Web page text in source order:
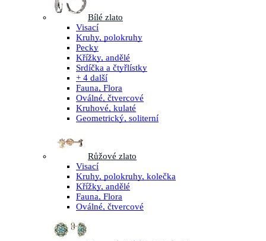
Bílé zlato
Visací
Kruhy, polokruhy
Pecky
Křížky, andělé
Srdíčka a čtyřlístky
+ 4 další
Fauna, Flora
Oválné, čtvercové
Kruhové, kulaté
Geometrický, soliterní
Růžové zlato
Visací
Kruhy, polokruhy, kolečka
Křížky, andělé
Fauna, Flora
Oválné, čtvercové